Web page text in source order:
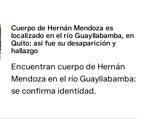
Cuerpo de Hernán Mendoza es
localizado en el río Guayllabamba, en
Quito: así fue su desaparición y
hallazgo
Encuentran cuerpo de Hernán
Mendoza en el río Guayllabamba:
se confirma identidad.